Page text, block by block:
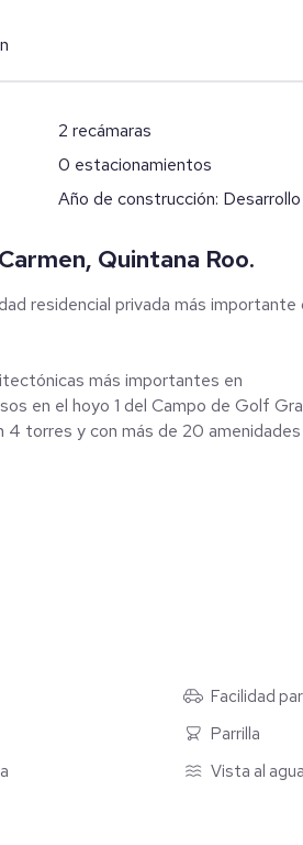
2 recámaras
0 estacionamientos
Año de construcción:
Quintana Roo.
residencial privada más importante
más importantes en
en el hoyo 1 del Campo de Golf
torres y con más de 20
Facilidad
Parrilla
Vista al agua